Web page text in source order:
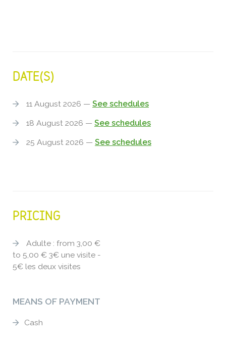
DATE(S)
11 August 2026 — See schedules
18 August 2026 — See schedules
25 August 2026 — See schedules
PRICING
to 5,00 € 3€ une visite -
5€ les deux visites
MEANS OF PAYMENT
Cash